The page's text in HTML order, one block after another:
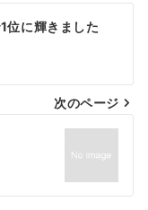
位に輝きました
次のページ